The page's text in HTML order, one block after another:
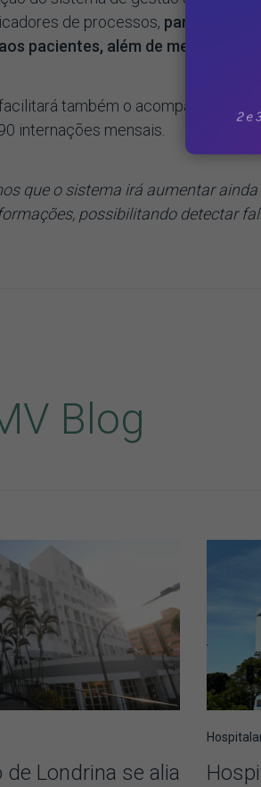
de processos, para
pacientes, além de melhor
também o
internações mensais.
que o sistema irá aumentar
possibilitando detectar
Blog
Londrina se alia